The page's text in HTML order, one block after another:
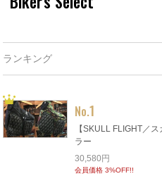
ランキング
No.1
【SKULL FLIGHT／
ラー
30,580円
会員価格 3%OFF!!